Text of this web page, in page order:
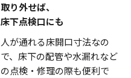
取り外せば、
床下点検口にも
人が通れる床開口寸法なの
で、床下の配管や水漏れなど
の点検・修理の際も便利で